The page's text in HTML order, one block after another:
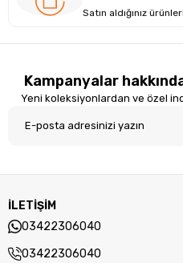
Satın aldığınız
Kampanyalar
Yeni koleksiyonlardan ve özel
İLETİŞİM
03422306040
03422306040